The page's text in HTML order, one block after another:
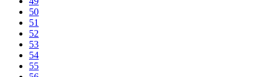
50
51
52
53
54
55